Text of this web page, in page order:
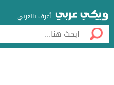
أعرف بالعربي